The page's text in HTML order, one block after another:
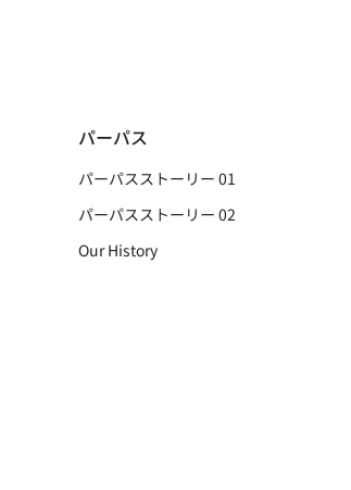
パーパス
パーパスストーリー 01
パーパスストーリー 02
Our History